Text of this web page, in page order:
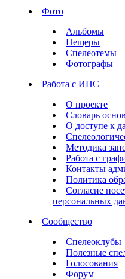
Фото
Альбомы
Пещеры
Спелеотемы
Фотографы
Работа с ИПС
О проекте
Словарь
О доступе к
Методика
Работа с
Контакты
Политика
Согласие
персональных
Сообщество
Спелеоклубы
Полезные
Голосования
Форум